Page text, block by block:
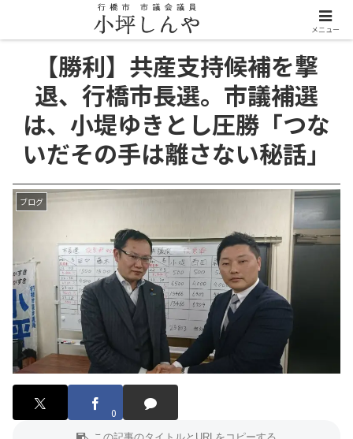
【勝利】共産支持候補を撃
退、行橋市長選。市議補選
は、小堤ゆきとし圧勝「つな
いだその手は離さない秘話」
ブログ
0
メニュー